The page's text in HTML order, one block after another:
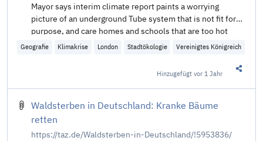
Mayor says interim climate report paints a worrying
picture of an underground Tube system that is not fit for
purpose, and care homes and schools that are too hot
Geografie Klimakrise London Stadtökologie Vereinigtes Königreich
Hinzugefügtvor 1 Jahr
Waldsterben in Deutschland: Kranke Bäume
retten
https://taz.de/Waldsterben-in-Deutschland/!5953836/